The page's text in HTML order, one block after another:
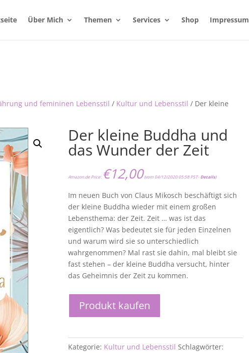
Über Mich Themen Services Shop Impressum
und femininen Lebensstil / Kultur und Lebensstil / Der kleine
Der kleine Buddha und
das Wunder der Zeit
Amazon.de Price: €12,00(vom 04/12/2020 05:58 PST- Details)
Im neuen Buch von Claus Mikosch beschäftigt sich
der kleine Buddha wieder mit einem großen
Lebensthema: der Zeit. Zeit … was ist das
eigentlich? Was bedeutet sie für jeden Einzelnen
und warum wird sie so unterschiedlich
wahrgenommen? Mal rast sie dahin, mal bleibt sie
fast stehen – der kleine Buddha versucht, hinter
das Geheimnis der Zeit zu kommen.
Produkt kaufen
Kategorie: Kultur und Lebensstil Schlagwörter: